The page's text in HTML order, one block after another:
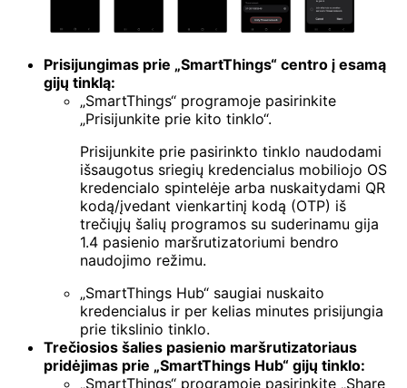
Prisijungimas prie „SmartThings“ centro į esamą
gijų tinklą:
„SmartThings“ programoje pasirinkite
„Prisijunkite prie kito tinklo“.
Prisijunkite prie pasirinkto tinklo naudodami
išsaugotus sriegių kredencialus mobiliojo OS
kredencialo spintelėje arba nuskaitydami QR
kodą/įvedant vienkartinį kodą (OTP) iš
trečiųjų šalių programos su suderinamu gija
1.4 pasienio maršrutizatoriumi bendro
naudojimo režimu.
„SmartThings Hub“ saugiai nuskaito
kredencialus ir per kelias minutes prisijungia
prie tikslinio tinklo.
Trečiosios šalies pasienio maršrutizatoriaus
pridėjimas prie „SmartThings Hub“ gijų tinklo:
„SmartThings“ programoje pasirinkite „Share